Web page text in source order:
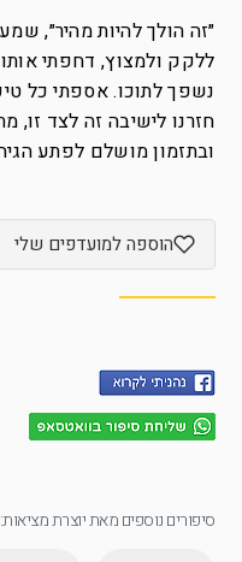
״זה הולך להיות מהיר״,
ללקק ולמצוץ, דחפתי
נשפך לתוכו. אספתי כל
חזרנו לישיבה זה לצד זו,
ובתזמון מושלם לפתע
הוספה למועדפים שלי
סיפורים נוספים מאת יוצרת מציאות: